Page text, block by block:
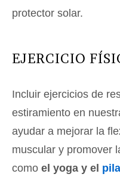
protector solar.
EJERCICIO
Incluir ejercicios de
estiramiento en
ayudar a mejorar la
muscular y promover
como el yoga y el